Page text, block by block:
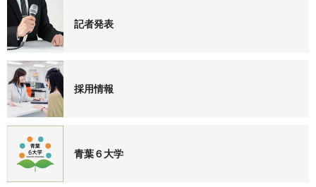
記者発表
採用情報
青葉６大学